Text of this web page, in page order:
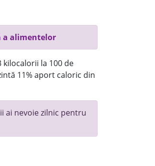
a alimentelor
la 100 de
11% aport caloric din
ai nevoie zilnic pentru